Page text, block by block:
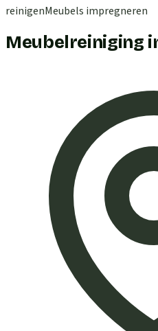
reinigenMeubels impregneren
Meubelreiniging